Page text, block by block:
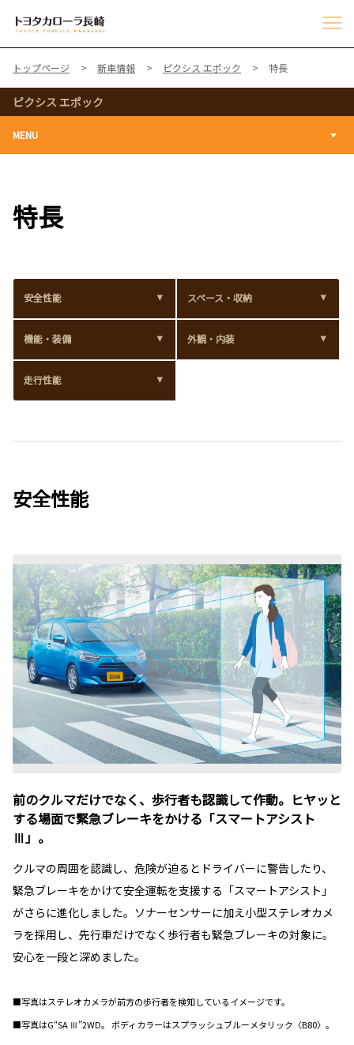
トップページ 新車情報 ピクシス エポック 特長
ピクシス エポック
MENU
特長
安全性能 スペース・収納
機能・装備 外観・内装
走行性能
安全性能
前のクルマだけでなく、歩行者も認識して作動。ヒヤッと
する場面で緊急ブレーキをかける「スマートアシスト
Ⅲ」。
クルマの周囲を認識し、危険が迫るとドライバーに警告したり、
緊急ブレーキをかけて安全運転を支援する「スマートアシスト」
がさらに進化しました。ソナーセンサーに加え小型ステレオカメ
ラを採用し、先行車だけでなく歩行者も緊急ブレーキの対象に。
安心を一段と深めました。
■写真はステレオカメラが前方の歩行者を検知しているイメージです。
■写真はG“SA Ⅲ”2WD。 ボディカラーはスプラッシュブルーメタリック〈B80〉。